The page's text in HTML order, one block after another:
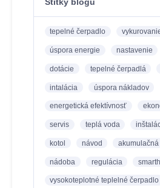
tepelné čerpadlo
úspora energie nastavenie
dotácie tepelné čerpadlá
intalácia úspora nákladov
energetická efektívnosť
servis teplá voda
kotol návod akumulačná
nádoba regulácia
vysokoteplotné teplelné čerpadlo